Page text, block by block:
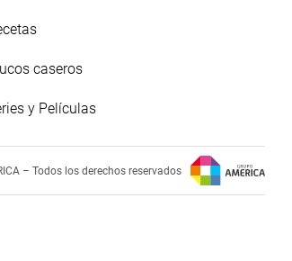
caseros
y Películas
– Todos los derechos reservados